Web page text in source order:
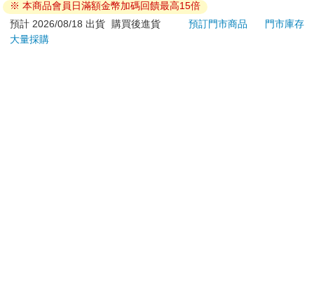
若非上列種類商品，均享有到貨7天的猶豫期（含例假
日）。
辦理退換貨時，商品（組合商品恕無法接受單獨退貨）必須